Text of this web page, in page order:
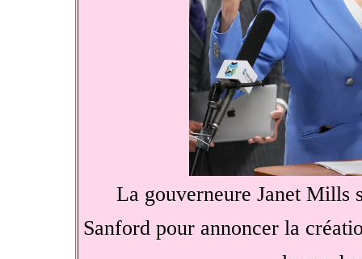
La gouverneure Janet Mills
Sanford pour annoncer la